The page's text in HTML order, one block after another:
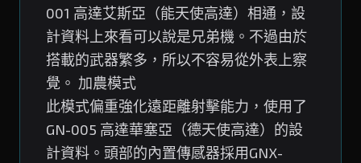
001 高達艾斯亞（能天使高達）相通，設
計資料上來看可以說是兄弟機。不過由於
搭載的武器繁多，所以不容易從外表上察
覺。 加農模式
此模式偏重強化遠距離射擊能力，使用了
GN-005 高達華塞亞（德天使高達）的設
計資料。頭部的內置傳感器採用GNX-